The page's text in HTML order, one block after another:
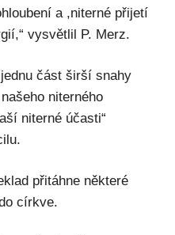
a ,niterné přijetí
vysvětlil P. Merz.
část širší snahy
niterného
niterné účasti“
přitáhne některé
církve.